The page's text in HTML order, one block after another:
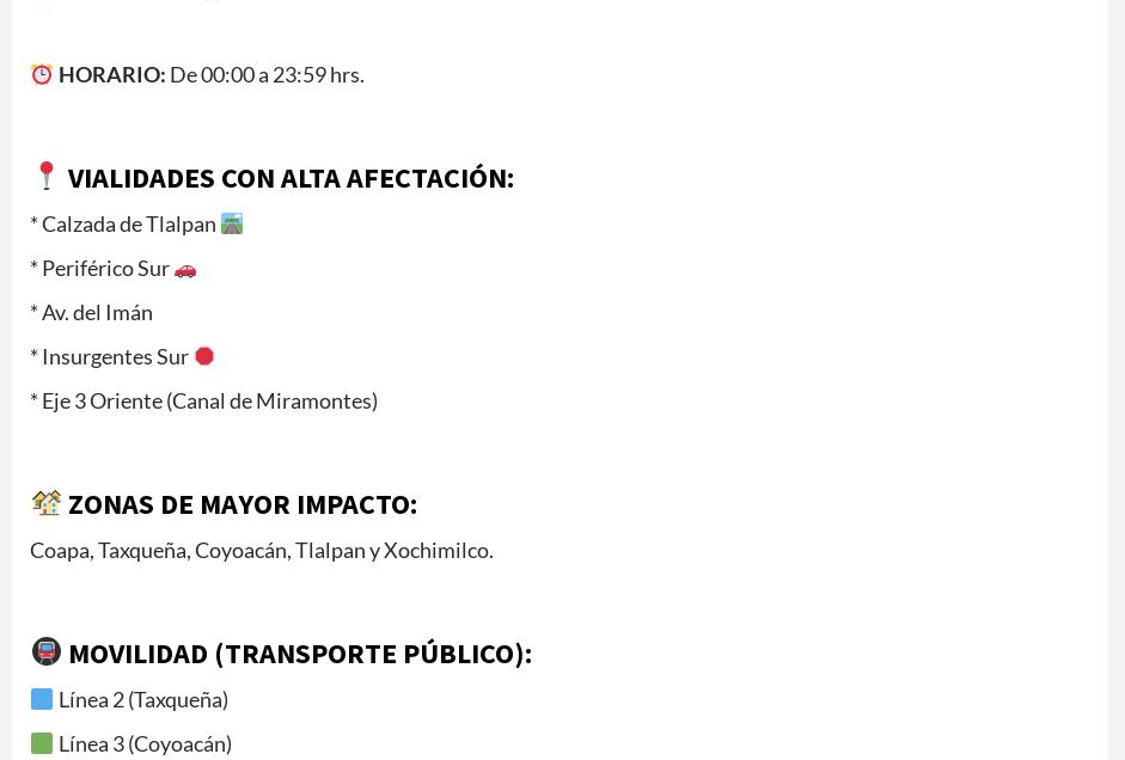
HORARIO: De 00:00 a 23:59 hrs.
VIALIDADES CON ALTA AFECTACIÓN:
* Calzada de Tlalpan
* Periférico Sur
* Av. del Imán
* Insurgentes Sur
* Eje 3 Oriente (Canal de Miramontes)
ZONAS DE MAYOR IMPACTO:
Coapa, Taxqueña, Coyoacán, Tlalpan y Xochimilco.
MOVILIDAD (TRANSPORTE PÚBLICO):
Línea 2 (Taxqueña)
Línea 3 (Coyoacán)